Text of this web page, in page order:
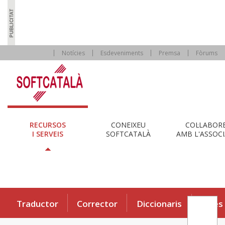
Notícies Esdeveniments Premsa Fòrums
RECURSOS
I SERVEIS
CONEIXEU
SOFTCATALÀ
AMB
Traductor Corrector Diccionaris Eines